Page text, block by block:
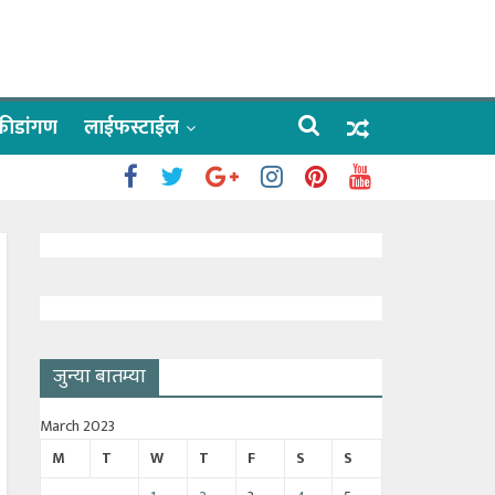
लाईफस्टाईल
दर्शन
जुन्या बातम्या
March 2023
M
T W T F S
S